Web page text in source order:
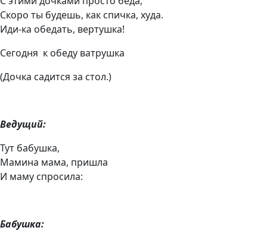
Скоро ты будешь, как спичка, худа.
Иди-ка обедать, вертушка!
Сегодня к обеду ватрушка
(Дочка садится за стол.)
Ведущий:
Тут бабушка,
Мамина мама, пришла
И маму спросила:
Бабушка: